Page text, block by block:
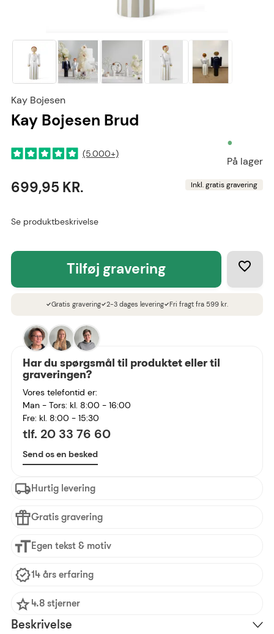
Kay Bojesen
Kay Bojesen Brud
(5.000+)
•
På lager
699,95 KR. Inkl. gratis gravering
Se produktbeskrivelse
tilføj gravering
checkGratis graveringcheck2-3 dages leveringcheckFri fragt fra 599 kr.
Har du spørgsmål til produktet eller til
graveringen?
Vores telefontid er:
Man - Tors: kl. 8:00 - 16:00
Fre: kl. 8:00 - 15:30
tlf. 20 33 76 60
Send os en besked
Hurtig levering
Gratis gravering
Egen tekst & motiv
14 års erfaring
4.8 stjerner
Beskrivelse